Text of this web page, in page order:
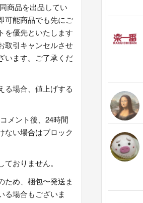
商品を出品してい
可能商品でも先にご
を優先といたします
取引キャンセルさせ
います。ご了承くだ
場合、値上げする
メント後、24時間
ない場合はブロック
おりません。
め、梱包〜発送ま
る場合もございま